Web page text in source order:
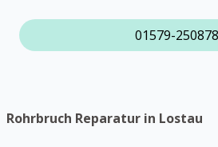
01579-
Rohrbruch Reparatur in Lostau